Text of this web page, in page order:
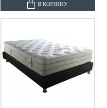
В КОРЗИНУ